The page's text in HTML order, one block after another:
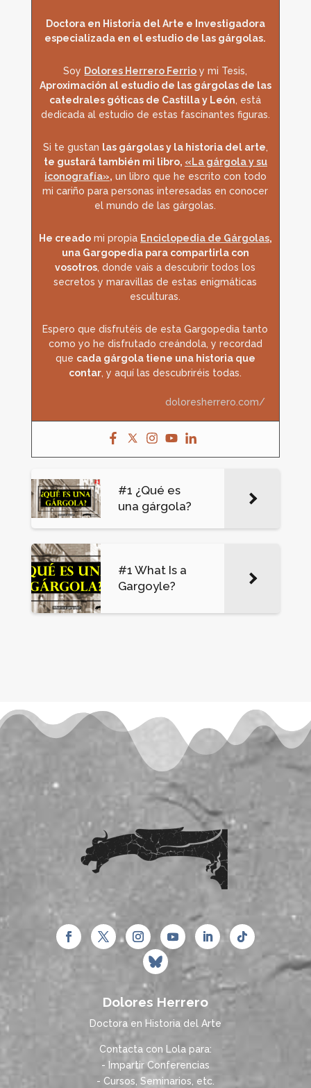
Doctora en Historia del Arte e Investigadora
especializada en el estudio de las gárgolas.
Soy Dolores Herrero Ferrio y mi Tesis,
Aproximación al estudio de las gárgolas de las
catedrales góticas de Castilla y León, está
dedicada al estudio de estas fascinantes figuras.
Si te gustan las gárgolas y la historia del arte,
te gustará también mi libro, «La gárgola y su
iconografía», un libro que he escrito con todo
mi cariño para personas interesadas en conocer
el mundo de las gárgolas.
He creadomi propia Enciclopedia de Gárgolas,
una Gargopedia para compartirla con
vosotros, donde vais a descubrir todos los
secretos y maravillas de estas enigmáticas
esculturas.
Espero que disfrutéis de esta Gargopedia tanto
como yo he disfrutado creándola, y recordad
que cada gárgola tiene una historia que
contar, y aquí las descubriréis todas.
doloresherrero.com/
#1 ¿Qué es
una gárgola?
#1 What Is a
Gargoyle?
Dolores Herrero
Doctora en Historia del Arte
Contacta con Lola para:
- Impartir Conferencias
- Cursos, Seminarios, etc.